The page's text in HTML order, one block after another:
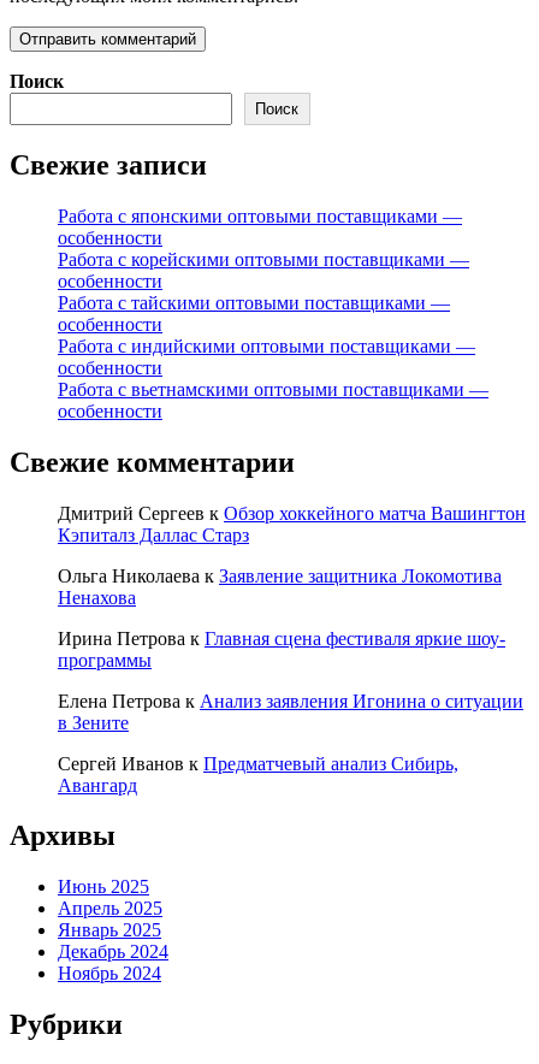
Поиск
Поиск
Свежие записи
Работа с японскими оптовыми поставщиками —
особенности
Работа с корейскими оптовыми поставщиками —
особенности
Работа с тайскими оптовыми поставщиками —
особенности
Работа с индийскими оптовыми поставщиками —
особенности
Работа с вьетнамскими оптовыми поставщиками —
особенности
Свежие комментарии
Дмитрий Сергеев к Обзор хоккейного матча Вашингтон
Кэпиталз Даллас Старз
Ольга Николаева к Заявление защитника Локомотива
Ненахова
Ирина Петрова к Главная сцена фестиваля яркие шоу-
программы
Елена Петрова к Анализ заявления Игонина о ситуации
в Зените
Сергей Иванов к Предматчевый анализ Сибирь,
Авангард
Архивы
Июнь 2025
Апрель 2025
Январь 2025
Декабрь 2024
Ноябрь 2024
Рубрики